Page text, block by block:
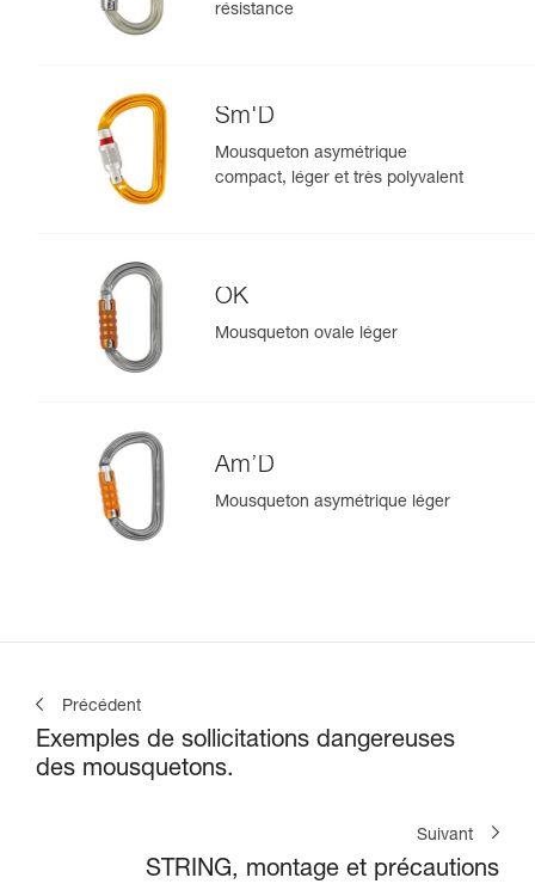
résistance
Sm'D
Mousqueton asymétrique
compact, léger et très polyvalent
OK
Mousqueton ovale léger
Am’D
Mousqueton asymétrique léger
Précédent
Exemples de sollicitations dangereuses
des mousquetons.
Suivant
STRING, montage et précautions